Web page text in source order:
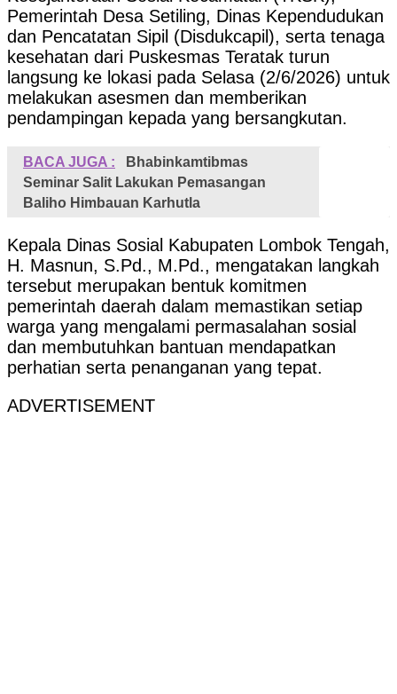
Pemerintah Desa Setiling, Dinas Kependudukan
dan Pencatatan Sipil (Disdukcapil), serta tenaga
kesehatan dari Puskesmas Teratak turun
langsung ke lokasi pada Selasa (2/6/2026) untuk
melakukan asesmen dan memberikan
pendampingan kepada yang bersangkutan.
BACA JUGA :
Bhabinkamtibmas
Seminar Salit Lakukan Pemasangan
Baliho Himbauan Karhutla
Kepala Dinas Sosial Kabupaten Lombok Tengah,
H. Masnun, S.Pd., M.Pd., mengatakan langkah
tersebut merupakan bentuk komitmen
pemerintah daerah dalam memastikan setiap
warga yang mengalami permasalahan sosial
dan membutuhkan bantuan mendapatkan
perhatian serta penanganan yang tepat.
ADVERTISEMENT